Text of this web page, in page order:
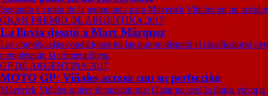
Segunda victoria de la temporada para Maverick Viñales en un
GRAN PREMIO DE ARGENTINA 2017
La lluvia desató a Marc Márquez
Las complicadas condiciones en las que se disputó el clasificatorio
completarán la primera línea.
GP DE ARGENTINA 2017
MOTO GP: Viñales arrasa con su perfección
Maverick Viñales quiere demostrar que Qatar no será la única